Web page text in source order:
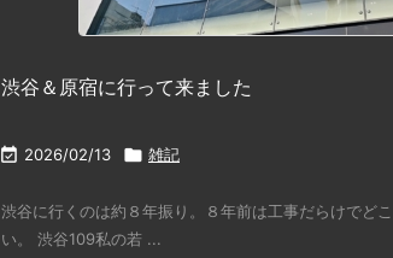
渋谷＆原宿に行って来ました
 2026/02/13  雑記
渋谷に行くのは約８年振り。８年前は工事だらけでど
い。 渋谷109私の若 ...